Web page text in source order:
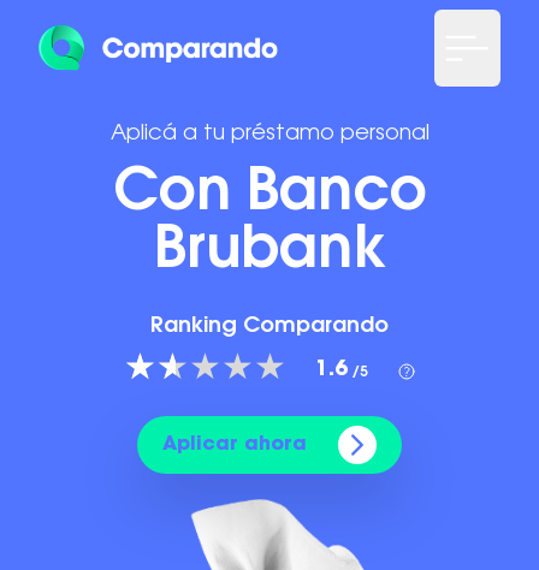
Aplicá a tu préstamo personal
Con Banco
Brubank
Ranking Comparando
1.6 /5
Aplicar ahora